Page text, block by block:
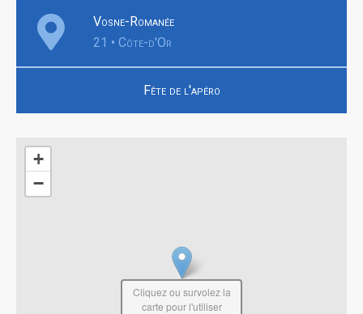
Vosne-Romanée
21 • Côte-d'Or
Fête de l'apéro
+
−
Cliquez ou survolez la
carte pour l'utiliser